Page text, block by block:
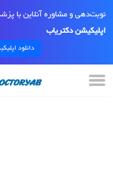
نوبت‌دهی و مشاوره آنلاین با
اپلیکیشن دکتریاب
دانلود